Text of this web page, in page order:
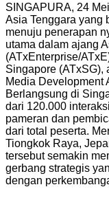
SINGAPURA, 24
Asia Tenggara yang
menuju penerapan
utama dalam ajang
(ATxEnterprise/
Singapore (ATxSG),
Media Development
Berlangsung di
dari 120.000
pameran dan
dari total peserta.
Tiongkok Raya,
tersebut semakin
gerbang strategis
dengan